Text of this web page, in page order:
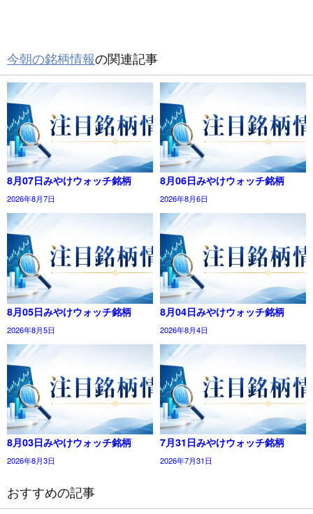
今朝の銘柄情報の関連記事
8月07日みやけウォッチ銘柄
2026年8月7日
8月06日みやけウォッチ銘柄
2026年8月6日
8月05日みやけウォッチ銘柄
2026年8月5日
8月04日みやけウォッチ銘柄
2026年8月4日
8月03日みやけウォッチ銘柄
2026年8月3日
7月31日みやけウォッチ銘柄
2026年7月31日
おすすめの記事